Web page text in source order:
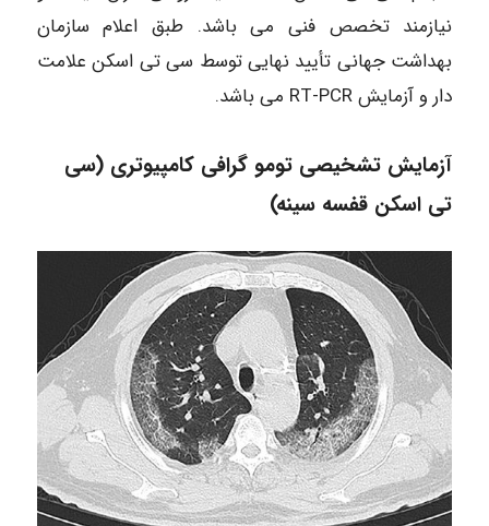
نیازمند تخصص فنی می ‎باشد. طبق اعلام سازمان
دار و آزمایش RT-PCR می‎ باشد.
آزمایش تشخیصی تومو گرافی کامپیوتری (سی
‌تی اسکن قفسه سینه)